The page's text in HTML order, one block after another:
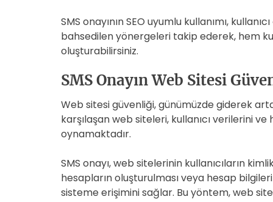
SMS onayının SEO uyumlu kullanımı,
bahsedilen yönergeleri takip ederek, hem
oluşturabilirsiniz.
SMS Onayın Web Sitesi
Web sitesi güvenliği, günümüzde giderek
karşılaşan web siteleri, kullanıcı verilerini
oynamaktadır.
SMS onayı, web sitelerinin kullanıcıların
hesapların oluşturulması veya hesap
sisteme erişimini sağlar. Bu yöntem, web